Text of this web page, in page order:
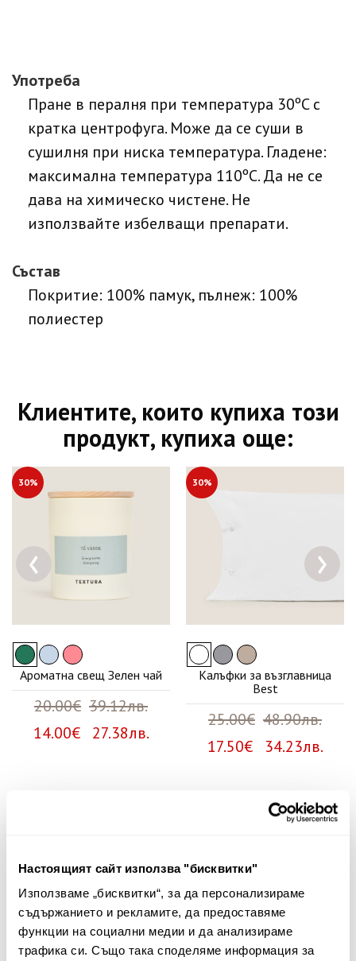
Настоящият сайт използва "бисквитки"
Използваме „бисквитки“, за да персонализираме
съдържанието и рекламите, да предоставяме
функции на социални медии и да анализираме
трафика си. Също така споделяме информация за
Употреба
Пране в пералня при температура 30ºC с
кратка центрофуга. Може да се суши в
сушилня при ниска температура. Гладене:
максимална температура 110ºC. Да не се
дава на химическо чистене. Не
използвайте избелващи препарати.
Състав
Покритие: 100% памук, пълнеж: 100%
полиестер
Клиентите, които купиха този
продукт, купиха още:
30%
Ароматна свещ Зелен чай
20.00€ 39.12лв.
14.00€ 27.38лв.
30%
Калъфки за възглавница
Best
25.00€ 48.90лв.
17.50€ 34.23лв.
‹ ›